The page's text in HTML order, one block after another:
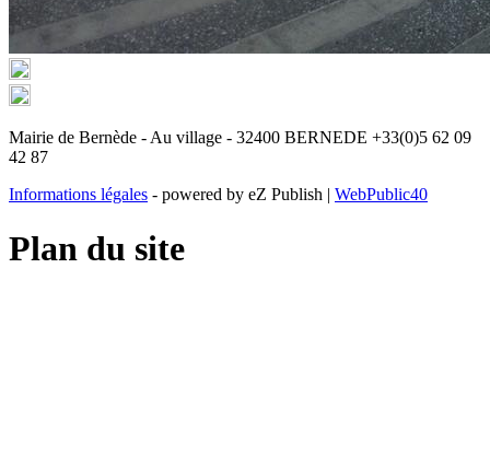
Mairie de Bernède - Au village - 32400 BERNEDE +33(0)5 62 09
42 87
Informations légales - powered by eZ Publish | WebPublic40
Plan du site